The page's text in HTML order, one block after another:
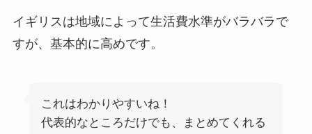
イギリスは地域によって生活費水準がバラバラで
すが、基本的に高めです。
これはわかりやすいね！
代表的なところだけでも、まとめてくれる